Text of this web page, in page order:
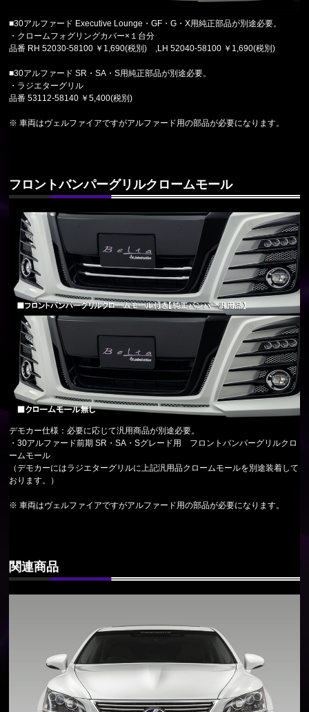
■30アルファード Executive Lounge・GF・G・X用純正部品が別途必要。
・クロームフォグリングカバー×１台分
品番 RH 52030-58100 ￥1,690(税別) ,LH 52040-58100 ￥1,690(税別)
■30アルファード SR・SA・S用純正部品が別途必要。
・ラジエターグリル
品番 53112-58140 ￥5,400(税別)
※ 車両はヴェルファイアですがアルファード用の部品が必要になります。
フロントバンパーグリルクロームモール
デモカー仕様：必要に応じて汎用商品が別途必要。
・30アルファード前期 SR・SA・Sグレード用 フロントバンパーグリルクロ
ームモール
（デモカーにはラジエターグリルに上記汎用品クロームモールを別途装着して
おります。）
※ 車両はヴェルファイアですがアルファード用の部品が必要になります。
関連商品